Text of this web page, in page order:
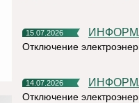
15.07.2026
Отключение
14.07.2026
Отключение